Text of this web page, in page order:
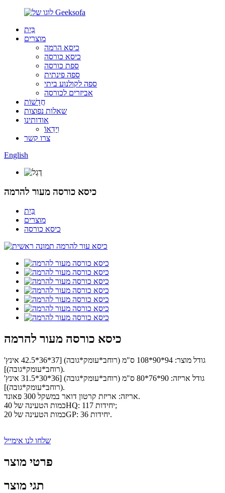
בַּיִת
מוצרים
כיסא הרמה
כיסא כורסה
ספת כורסה
ספה פינתית
ספה לקולנוע ביתי
אביזרים לכורסה
חֲדָשׁוֹת
שאלות נפוצות
אודותינו
וִידֵאוֹ
צרו קשר
English
כיסא כורסה מעור להרמה
בַּיִת
מוצרים
כיסא כורסה
כיסא כורסה מעור להרמה
גודל מוצר: 94*90*108 ס"מ (רוחב*עומק*גובה) [37*36*42.5 אינץ'
(רוחב*עומק*גובה)].
גודל אריזה: 90*76*80 ס"מ (רוחב*עומק*גובה) [36*30*31.5 אינץ'
(רוחב*עומק*גובה)].
אריזה: אריזת קרטון דואר במשקל 300 פאונד.
כמות הטעינה של 40HQ: 117 יחידות;
כמות הטעינה של 20GP: 36 יחידות.
שלחו לנו אימייל
פרטי מוצר
תגי מוצר